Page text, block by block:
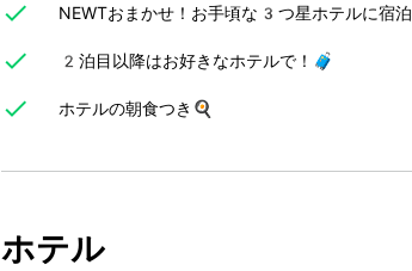
NEWTおまかせ！お手頃な3つ星ホテルに宿泊
2泊目以降はお好きなホテルで！🧳
ホテルの朝食つき🍳
ホテル